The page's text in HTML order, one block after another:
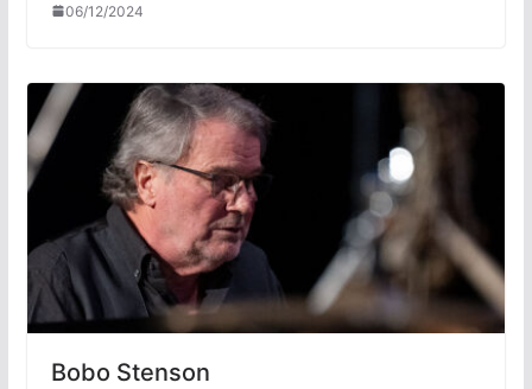
06/12/2024
Bobo Stenson